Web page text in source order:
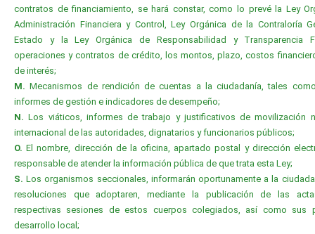
contratos de financiamiento, se hará constar, como lo prevé la Ley
Administración Financiera y Control, Ley Orgánica de la Contraloría
Estado y la Ley Orgánica de Responsabilidad y Transparencia
operaciones y contratos de crédito, los montos, plazo, costos
de interés;
M. Mecanismos de rendición de cuentas a la ciudadanía, tales
informes de gestión e indicadores de desempeño;
N. Los viáticos, informes de trabajo y justificativos de movilización
internacional de las autoridades, dignatarios y funcionarios públicos;
O. El nombre, dirección de la oficina, apartado postal y dirección
responsable de atender la información pública de que trata esta Ley;
S. Los organismos seccionales, informarán oportunamente a la
resoluciones que adoptaren, mediante la publicación de las
respectivas sesiones de estos cuerpos colegiados, así como sus
desarrollo local;